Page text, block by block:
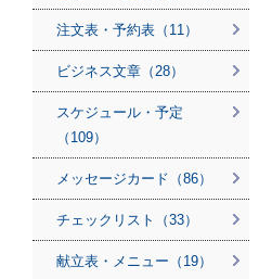
注文表・予約表（11）
ビジネス文章（28）
スケジュール・予定
（109）
メッセージカード（86）
チェックリスト（33）
献立表・メニュー（19）